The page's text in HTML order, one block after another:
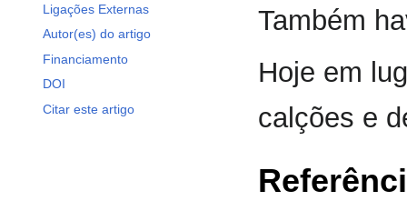
Ligações Externas
Autor(es) do artigo
Financiamento
DOI
Citar este artigo
Também
Hoje em
calções e